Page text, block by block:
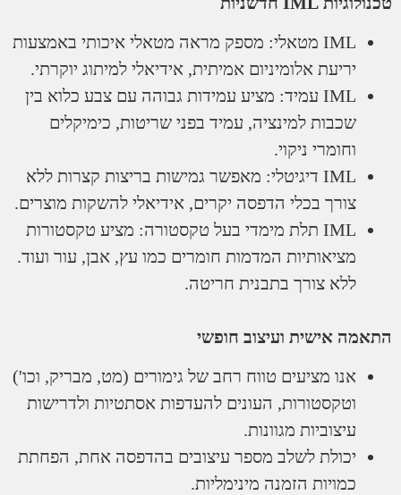
IML מטאלי: מספק מראה מטאלי איכותי באמצעות
יריעת אלומיניום אמיתית, אידיאלי למיתוג יוקרתי.
IML עמיד: מציע עמידות גבוהה עם צבע כלוא בין
שכבות למינציה, עמיד בפני שריטות, כימיקלים
וחומרי ניקוי.
IML דיגיטלי: מאפשר גמישות בריצות קצרות ללא
צורך בכלי הדפסה יקרים, אידיאלי להשקות מוצרים.
IML תלת מימדי בעל טקסטורה: מציע טקסטורות
מציאותיות המדמות חומרים כמו עץ, אבן, עור ועוד.
ללא צורך בתבנית חריטה.
אישית ועיצוב חופשי
אנו מציעים טווח רחב של גימורים (מט, מבריק, וכו')
וטקסטורות, העונים להעדפות אסתטיות ולדרישות
עיצוביות מגוונות.
יכולת לשלב מספר עיצובים בהדפסה אחת, הפחתת
כמויות הזמנה מינימליות.